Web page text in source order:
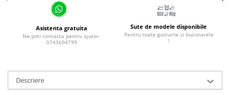
Asistenta gratuita
Ne poti contacta pentru ajutor-
0743604799
Sute de modele disponibile
Pentru toate gusturile si buzunarele
!
Descriere